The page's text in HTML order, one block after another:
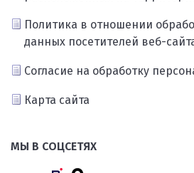
Политика в отношении
данных посетителей веб-
Согласие на обработку
Карта сайта
МЫ В СОЦСЕТЯХ